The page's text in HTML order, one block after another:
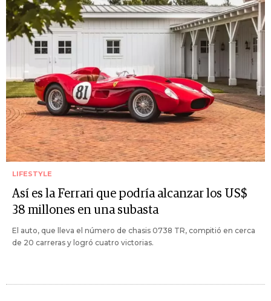
LIFESTYLE
Así es la Ferrari que podría alcanzar los US$
38 millones en una subasta
El auto, que lleva el número de chasis 0738 TR, compitió en cerca
de 20 carreras y logró cuatro victorias.